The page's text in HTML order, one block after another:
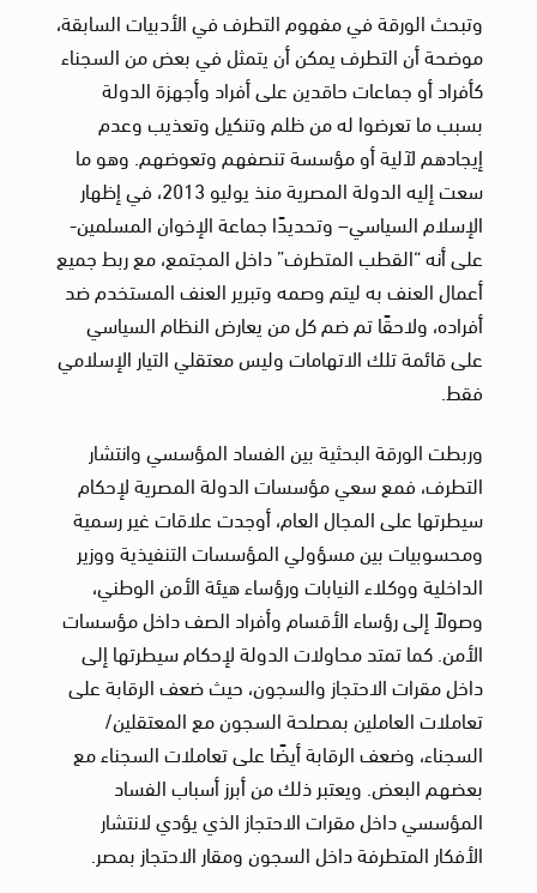
وتبحث الورقة في مفهوم التطرف في الأدبيات السابقة،
موضحة أن التطرف يمكن أن يتمثل في بعض من السجناء
كأفراد أو جماعات حاقدين على أفراد وأجهزة الدولة
بسبب ما تعرضوا له من ظلم وتنكيل وتعذيب وعدم
إيجادهم لآلية أو مؤسسة تنصفهم وتعوضهم. وهو ما
سعت إليه الدولة المصرية منذ يوليو 2013، في إظهار
الإسلام السياسي– وتحديدًا جماعة الإخوان المسلمين-
على أنه “القطب المتطرف” داخل المجتمع، مع ربط جميع
أعمال العنف به ليتم وصمه وتبرير العنف المستخدم ضد
أفراده، ولاحقًا تم ضم كل من يعارض النظام السياسي
على قائمة تلك الاتهامات وليس معتقلي التيار الإسلامي
فقط.
وربطت الورقة البحثية بين الفساد المؤسسي وانتشار
التطرف، فمع سعي مؤسسات الدولة المصرية لإحكام
سيطرتها على المجال العام، أوجدت علاقات غير رسمية
ومحسوبيات بين مسؤولي المؤسسات التنفيذية ووزير
الداخلية ووكلاء النيابات ورؤساء هيئة الأمن الوطني،
وصولاً إلى رؤساء الأقسام وأفراد الصف داخل مؤسسات
الأمن. كما تمتد محاولات الدولة لإحكام سيطرتها إلى
داخل مقرات الاحتجاز والسجون، حيث ضعف الرقابة على
تعاملات العاملين بمصلحة السجون مع المعتقلين/
السجناء، وضعف الرقابة أيضًا على تعاملات السجناء مع
بعضهم البعض. ويعتبر ذلك من أبرز أسباب الفساد
المؤسسي داخل مقرات الاحتجاز الذي يؤدي لانتشار
الأفكار المتطرفة داخل السجون ومقار الاحتجاز بمصر.